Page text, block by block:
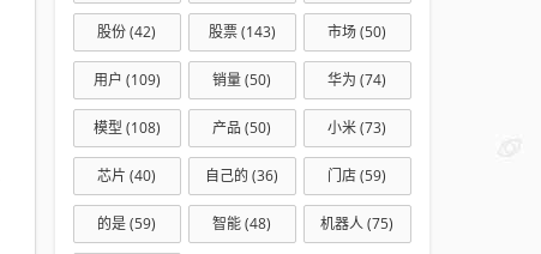
股份(42) 股票(143) 市场(50)
用户 (109) 销量(50) 华为 (74)
模型 (108) 产品 (50) 小米(73)
芯片 (40) 自己的 (36) 门店(59)
的是(59) 智能(48) 机器人(75)